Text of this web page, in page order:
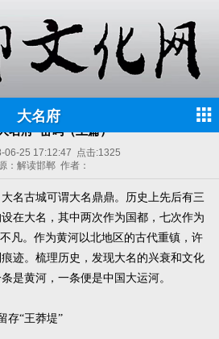
大名府
名府”密码（上篇）
06-25 17:12:47 点击:1325
：解读邯郸 作者：
名古城可谓大名鼎鼎。历史上先后有三
在大名，其中两次作为国都，七次作为
凡。作为黄河以北地区的古代重镇，许
迹。梳理历史，发现大名的兴衰和文化
是黄河，一条便是中国大运河。
存“王莽堤”